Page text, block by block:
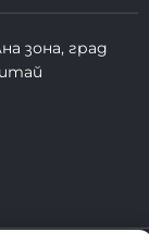
зона, град